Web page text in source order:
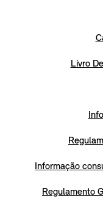
Livro
Informação
Regulamento